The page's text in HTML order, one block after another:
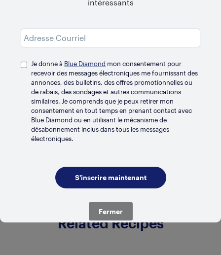
RÉFRIGÉRÉ
Related Recipes
intéressants
Je donne à Blue Diamond mon consentement pour
recevoir des messages électroniques me fournissant des
annonces, des bulletins, des offres promotionnelles ou
de rabais, des sondages et autres communications
similaires. Je comprends que je peux retirer mon
consentement en tout temps en prenant contact avec
Blue Diamond ou en utilisant le mécanisme de
désabonnement inclus dans tous les messages
électroniques.
Fermer